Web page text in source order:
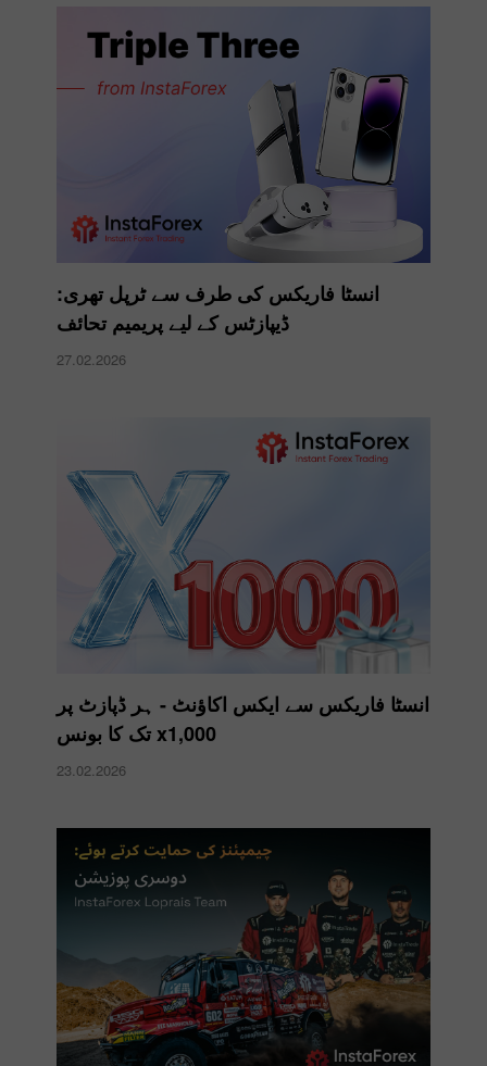
انسٹا فاریکس کی طرف سے ٹرپل تھری:
ڈیپازٹس کے لیے پریمیم تحائف
27.02.2026
انسٹا فاریکس سے ایکس اکاؤنٹ - ہر ڈپازٹ پر
x1,000 تک کا بونس
23.02.2026